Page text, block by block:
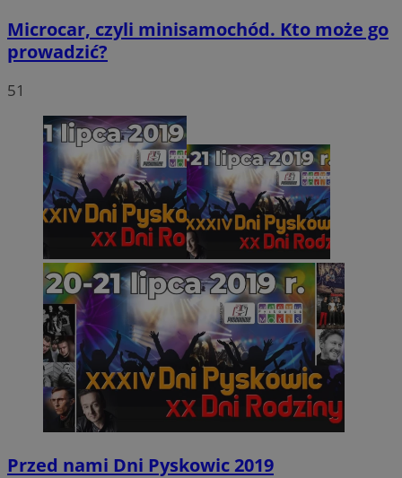
Microcar, czyli minisamochód. Kto może go
prowadzić?
51
Przed nami Dni Pyskowic 2019